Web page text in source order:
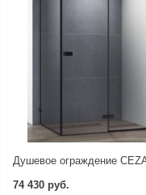
74 430 руб.